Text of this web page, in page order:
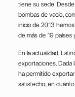
tiene su sede.
bombas de vacío,
inicio de 2013
de más de 19 países
En la actualidad,
exportaciones. Dada
ha permitido
satisfecho, en